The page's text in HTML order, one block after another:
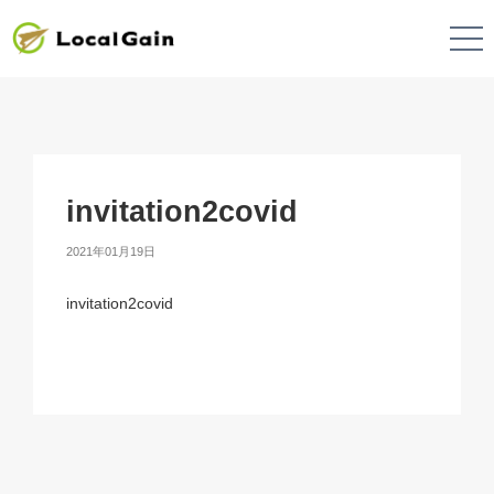
invitation2covid
2021年01月19日
invitation2covid